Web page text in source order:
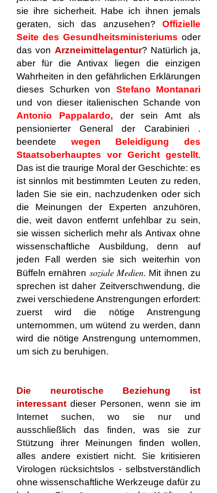
sie ihre sicherheit. Habe ich ihnen jemals
geraten, sich das anzusehen?Offizielle
Seite des Gesundheitsministeriums oder
das von Arzneimittelagentur? Natürlich ja,
aber für die Antivax liegen die einzigen
Wahrheiten in den gefährlichen Erklärungen
dieses Schurken von Stefano Montanari
und von dieser italienischen Schande von
Antonio Pappalardo, der sein Amt als
pensionierter General der Carabinieri .
beendete wegen Beleidigung des
Staatsoberhauptes vor Gericht gestellt.
Das ist die traurige Moral der Geschichte: es
ist sinnlos mit bestimmten Leuten zu reden,
laden Sie sie ein, nachzudenken oder sich
die Meinungen der Experten anzuhören,
die, weit davon entfernt unfehlbar zu sein,
sie wissen sicherlich mehr als Antivax ohne
wissenschaftliche Ausbildung, denn auf
jeden Fall werden sie sich weiterhin von
Büffeln ernähren soziale Medien. Mit ihnen zu
sprechen ist daher Zeitverschwendung, die
zwei verschiedene Anstrengungen erfordert:
zuerst wird die nötige Anstrengung
unternommen, um wütend zu werden, dann
wird die nötige Anstrengung unternommen,
um sich zu beruhigen.
Die neurotische Beziehung ist
interessant dieser Personen, wenn sie im
Internet suchen, wo sie nur und
ausschließlich das finden, was sie zur
Stützung ihrer Meinungen finden wollen,
alles andere existiert nicht. Sie kritisieren
Virologen rücksichtslos - selbstverständlich
ohne wissenschaftliche Werkzeuge dafür zu